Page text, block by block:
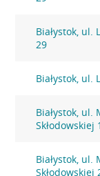
Białystok, ul.
29
Białystok, ul.
Białystok, ul.
Skłodowskiej
Białystok, ul.
Skłodowskiej